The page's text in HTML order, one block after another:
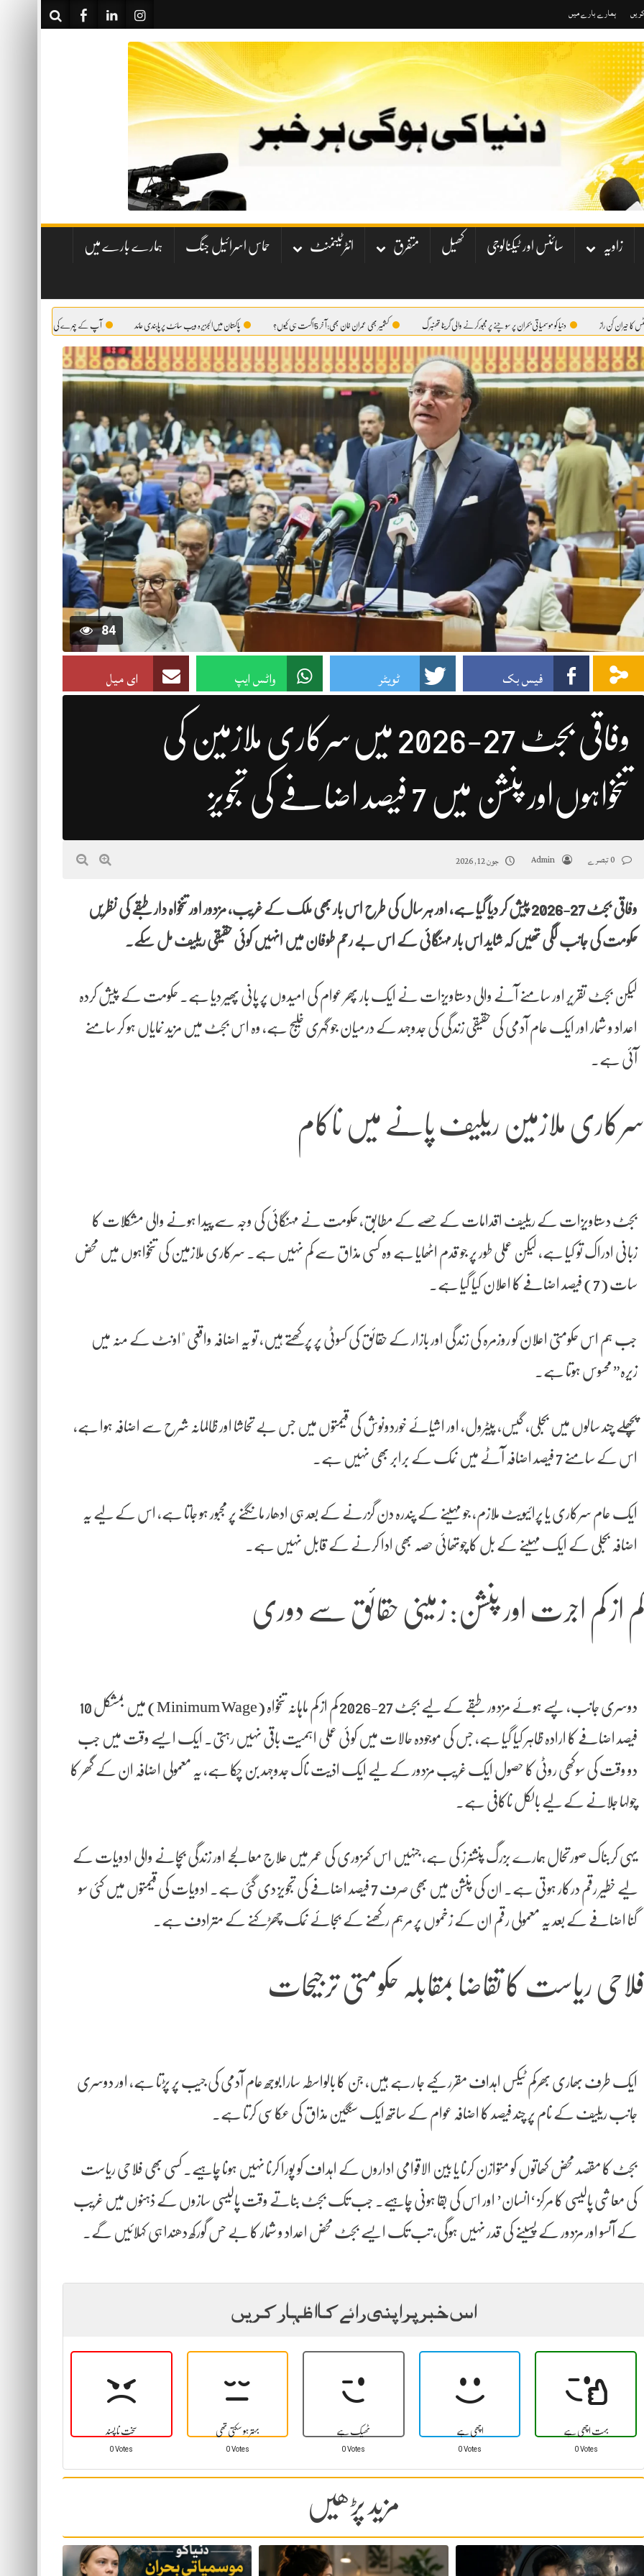
ہمارے بارے میں
زاویہ سائنس اور ٹیکنالوجی کھیل متفرق انٹرٹینمنٹ حماس اسرائیل جنگ ہمارے بارے میں
دنیا کو موسمیاتی بحران پر سوچنے پر مجبورکرنے والی گریٹا تھنبرگ کشمیر بھی عمران خان بھی:آ خر 5 اگست ہی کیوں؟ پاکستان میں‌الجزیرہ ویب سائٹ پر پابندی عائد آپ کے چہرے کی وہ حقیقت، جو آئینہ بھی آپ کو نہیں
84
فیس بک ٹویٹر واٹس ایپ ای میل
وفاقی بجٹ 27-2026 میں‌سرکاری ملازمین کی
تنخواہوں‌اور پنشن میں‌ 7 فیصد اضافے کی تجویز
Admin جون 12, 2026
وفاقی بجٹ 27-2026 پیش کر دیا گیا ہے، اور ہر سال کی طرح اس بار بھی ملک کے غریب، مزدور اور تنخواہ دار طبقے کی نظریں
حکومت کی جانب لگی تھیں کہ شاید اس بار مہنگائی کے اس بے رحم طوفان میں انہیں کوئی حقیقی ریلیف مل سکے۔
لیکن بجٹ تقریر اور سامنے آنے والی دستاویزات نے ایک بار پھر عوام کی امیدوں پر پانی پھیر دیا ہے۔ حکومت کے پیش کردہ
اعداد و شمار اور ایک عام آدمی کی حقیقی زندگی کی جدوجہد کے درمیان جو گہری خلیج ہے، وہ اس بجٹ میں مزید نمایاں ہو کر سامنے
آئی ہے۔
سرکاری ملازمین ریلیف پانے میں ناکام
بجٹ دستاویزات کے ریلیف اقدامات کے حصے کے مطابق، حکومت نے مہنگائی کی وجہ سے پیدا ہونے والی مشکلات کا
زبانی ادراک تو کیا ہے، لیکن عملی طور پر جو قدم اٹھایا ہے وہ کسی مذاق سے کم نہیں ہے۔ سرکاری ملازمین کی تنخواہوں میں محض
سات (7) فیصد اضافے کا اعلان کیا گیا ہے۔
جب ہم اس حکومتی اعلان کو روزمرہ کی زندگی اور بازار کے حقائق کی کسوٹی پر پرکھتے ہیں، تو یہ اضافہ واقعی "اونٹ کے منہ میں
زیرہ” محسوس ہوتا ہے۔
پچھلے چند سالوں میں بجلی، گیس، پیٹرول، اور اشیائے خوردونوش کی قیمتوں میں جس بے تحاشا اور ظالمانہ شرح سے اضافہ ہوا ہے،
اس کے سامنے 7 فیصد اضافہ آٹے میں نمک کے برابر بھی نہیں ہے۔
ایک عام سرکاری یا پرائیویٹ ملازم، جو مہینے کے پندرہ دن گزرنے کے بعد ہی ادھار مانگنے پر مجبور ہو جاتا ہے، اس کے لیے یہ
اضافہ بجلی کے ایک مہینے کے بل کا چوتھائی حصہ بھی ادا کرنے کے قابل نہیں ہے۔
کم از کم اجرت اور پنشن: زمینی حقائق سے دوری
دوسری جانب، پسے ہوئے مزدور طبقے کے لیے بجٹ 27-2026 کم از کم ماہانہ تنخواہ (Minimum Wage) میں بمشکل 10
فیصد اضافے کا ارادہ ظاہر کیا گیا ہے، جس کی موجودہ حالات میں کوئی عملی اہمیت باقی نہیں رہتی۔ ایک ایسے وقت میں جب
دو وقت کی سوکھی روٹی کا حصول ایک غریب مزدور کے لیے ایک اذیت ناک جدوجہد بن چکا ہے، یہ معمولی اضافہ ان کے گھر کا
چولہا جلانے کے لیے بالکل ناکافی ہے۔
یہی کربناک صورتحال ہمارے بزرگ پنشنرز کی ہے، جنہیں اس کمزوری کی عمر میں علاج معالجے اور زندگی بچانے والی ادویات کے
لیے خطیر رقم درکار ہوتی ہے۔ ان کی پنشن میں بھی صرف 7 فیصد اضافے کی تجویز دی گئی ہے۔ ادویات کی قیمتوں میں کئی سو
گنا اضافے کے بعد یہ معمولی رقم ان کے زخموں پر مرہم رکھنے کے بجائے نمک چھڑکنے کے مترادف ہے۔
فلاحی ریاست کا تقاضا بمقابلہ حکومتی ترجیحات
ایک طرف بھاری بھرکم ٹیکس اہداف مقرر کیے جا رہے ہیں، جن کا بالواسطہ سارا بوجھ عام آدمی کی جیب پر پڑتا ہے، اور دوسری
جانب ریلیف کے نام پر چند فیصد کا اضافہ عوام کے ساتھ ایک سنگین مذاق کی عکاسی کرتا ہے۔
بجٹ کا مقصد محض کھاتوں کو متوازن کرنا یا بین الاقوامی اداروں کے اہداف کو پورا کرنا نہیں ہونا چاہیے۔ کسی بھی فلاحی ریاست
کی معاشی پالیسی کا مرکز ‘انسان’ اور اس کی بقا ہونی چاہیے۔ جب تک بجٹ بناتے وقت پالیسی سازوں کے ذہنوں میں غریب
کے آنسو اور مزدور کے پسینے کی قدر نہیں ہوگی، تب تک ایسے بجٹ محض اعداد و شمار کا بے حس گورکھ دھندا ہی کہلائیں گے۔
اس خبر پر اپنی رائے کا اظہار کریں
سخت نا پسند
0 Votes
بہتر ہو سکتی تھی
0 Votes
ٹھیک ہے
0 Votes
اچھی ہے
0 Votes
بہت اچھی ہے
0 Votes
مزید پڑھیں